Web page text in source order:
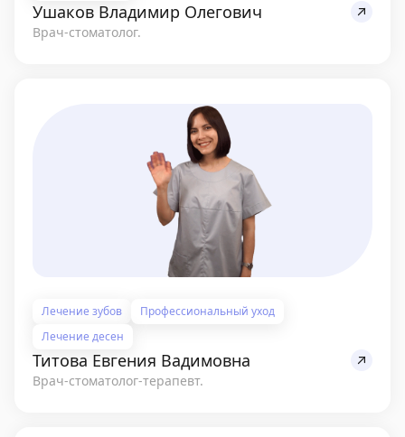
Ушаков Владимир Олегович
Врач-стоматолог.
Лечение зубов
Профессиональный уход
Лечение десен
Титова Евгения Вадимовна
Врач-стоматолог-терапевт.